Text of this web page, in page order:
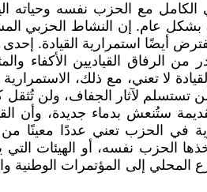
الكامل مع الحزب نفسه
عام. إن النشاط الحزبي
أيضًا استمرارية القيادة.
القياديين الأكفاء
لا تعني، مع ذلك،
تستسلم لآثار الجفاف، ولن
ستُنعش بدماء جديدة،
في الحزب تعني عددًا
الحزب نفسه، أو الهيئات
إلى المؤتمرات الوطنية